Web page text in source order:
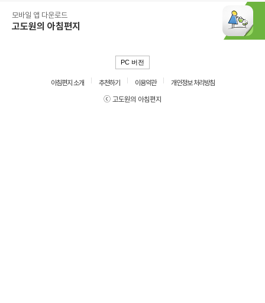
모바일 앱 다운로드
고도원의 아침편지
PC 버전
아침편지 소개 추천하기 이용약관
개인정보 처리방침
ⓒ 고도원의 아침편지